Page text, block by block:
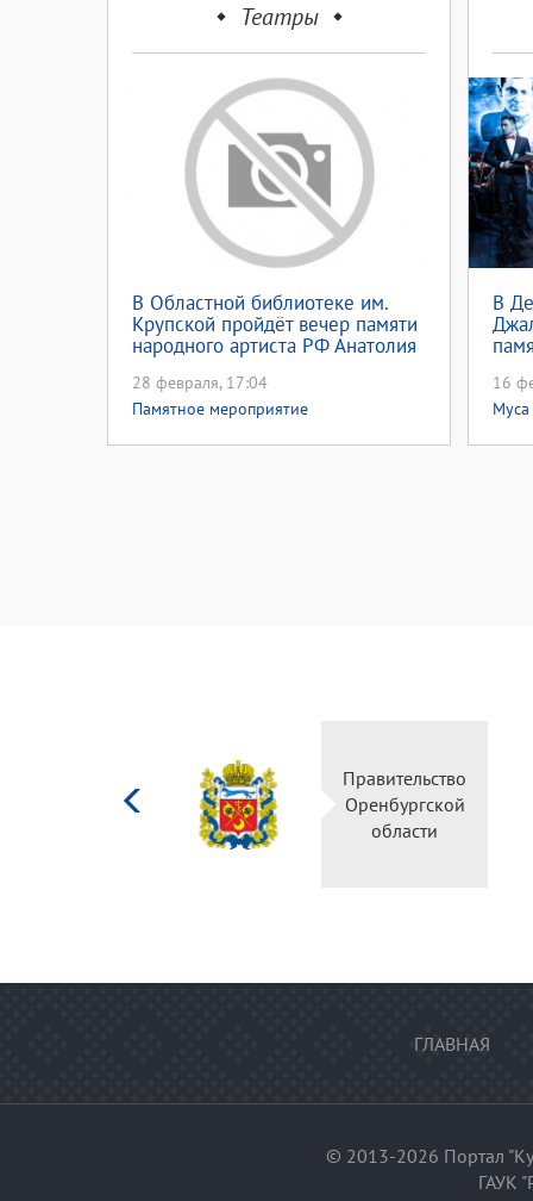
Театры
В Областной библиотеке им.
Крупской пройдёт вечер памяти
народного артиста РФ Анатолия
28 февраля, 17:04
Памятное мероприятие
В
16
Министерство
культуры
Российской
федерации
ГЛАВНАЯ
© 2013-2026 Портал
ГАУК